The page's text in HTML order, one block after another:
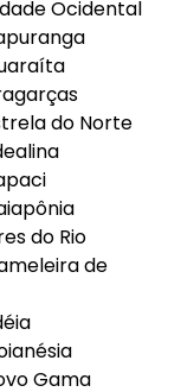
Ocidental
do Norte
do Rio
de
Gama